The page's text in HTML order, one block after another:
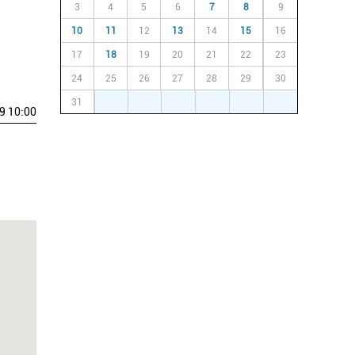
10:00
3 4 5 6 7 8 9
10 11 12 13 14 15 16
17 18 19 20 21 22 23
24 25 26 27 28 29 30
31